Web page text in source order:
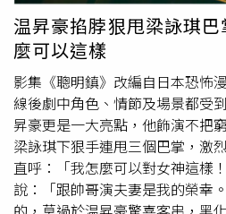
温昇豪掐脖狠甩梁詠琪
麼可以這樣
影集《聰明鎮》改編自日本恐怖
線後劇中角色、情節及場景都受
昇豪更是一大亮點，他飾演不把
梁詠琪下狠手連甩三個巴掌，激
直呼：「我怎麼可以對女神這樣
說：「跟帥哥演夫妻是我的榮幸